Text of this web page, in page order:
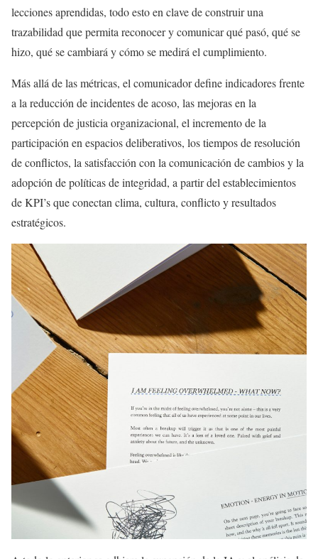
lecciones aprendidas, todo esto en clave de construir una
trazabilidad que permita reconocer y comunicar qué pasó, qué se
hizo, qué se cambiará y cómo se medirá el cumplimiento.
Más allá de las métricas, el comunicador define indicadores frente
a la reducción de incidentes de acoso, las mejoras en la
percepción de justicia organizacional, el incremento de la
participación en espacios deliberativos, los tiempos de resolución
de conflictos, la satisfacción con la comunicación de cambios y la
adopción de políticas de integridad, a partir del establecimientos
de KPI’s que conectan clima, cultura, conflicto y resultados
estratégicos.